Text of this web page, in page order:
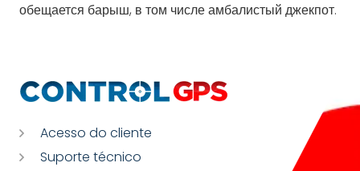
обещается барыш, в том числе амбалистый джекпот.
Acesso do cliente
Suporte técnico